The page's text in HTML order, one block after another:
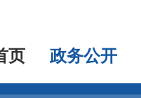
页 政务公开